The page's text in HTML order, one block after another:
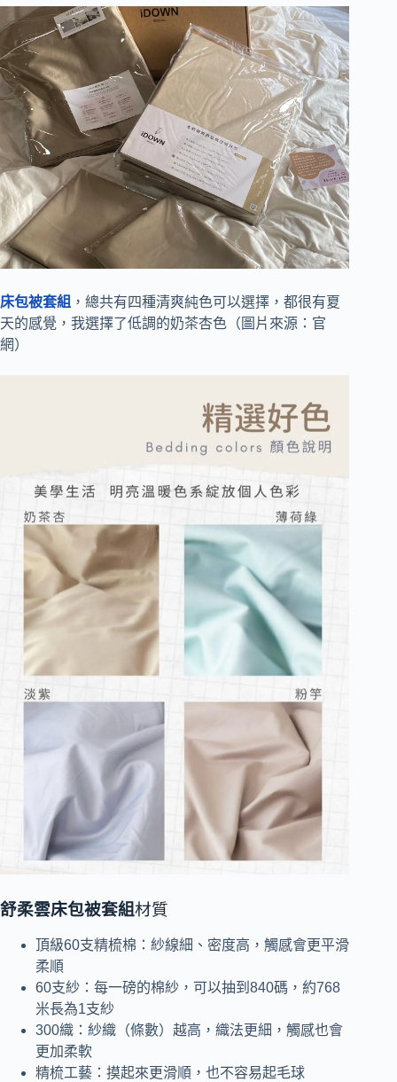
床包被套組 ，總共有四種清爽純色可以選擇，都很有夏
天的感覺，我選擇了低調的奶茶杏色（圖片來源：官
網）
舒柔雲床包被套組材質
頂級60支精梳棉：紗線細、密度高，觸感會更平滑
柔順
60支紗：每一磅的棉紗，可以抽到840碼，約768
米長為1支紗
300織：紗織（條數）越高，織法更細，觸感也會
更加柔軟
精梳工藝：摸起來更滑順，也不容易起毛球